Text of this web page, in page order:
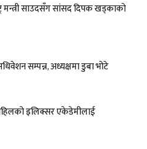
मन्त्री साउदसँग सांसद दिपक खड्काको
सम्पन्न, अध्यक्षमा डुबा भोटे
इलिक्सर एकेडेमीलाई